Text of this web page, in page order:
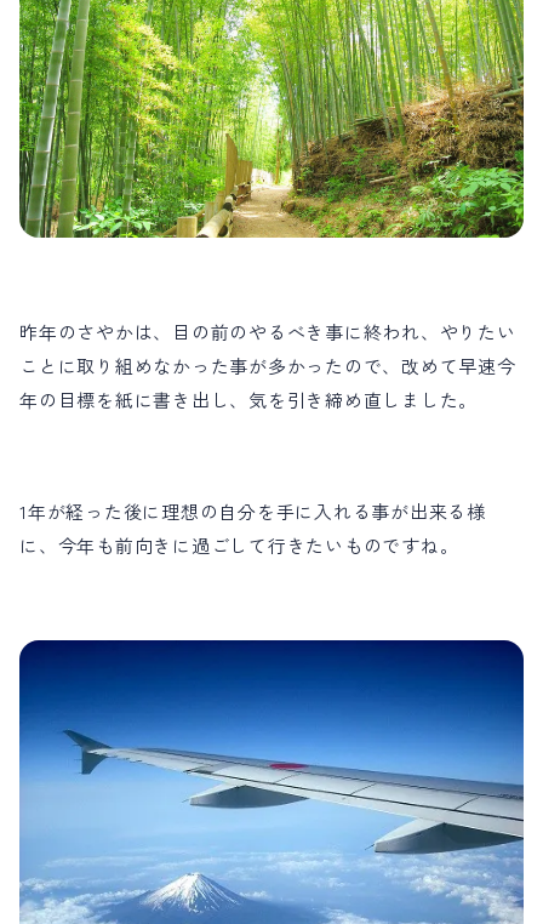
昨年のさやかは、目の前のやるべき事に終われ、やりたい
ことに取り組めなかった事が多かったので、改めて早速今
年の目標を紙に書き出し、気を引き締め直しました。
1年が経った後に理想の自分を手に入れる事が出来る様
に、今年も前向きに過ごして行きたいものですね。